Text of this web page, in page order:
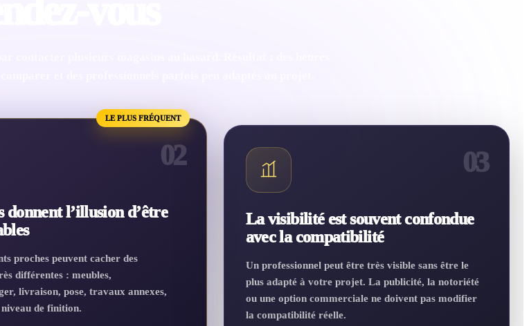
LE PLUS FRÉQUENT
02
donnent l’illusion d’être
proches peuvent cacher des
différentes : meubles,
livraison, pose, travaux annexes,
de finition.
03
La visibilité est souvent confondue
avec la compatibilité
Un professionnel peut être très visible sans être le
plus adapté à votre projet. La publicité, la notoriété
ou une option commerciale ne doivent pas modifier
la compatibilité réelle.